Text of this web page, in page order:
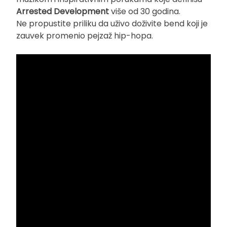
Arrested Developmentviše od 30 godina.
Ne propustite priliku da uživo doživite bend koji je
zauvek promenio pejzaž hip-hopa.